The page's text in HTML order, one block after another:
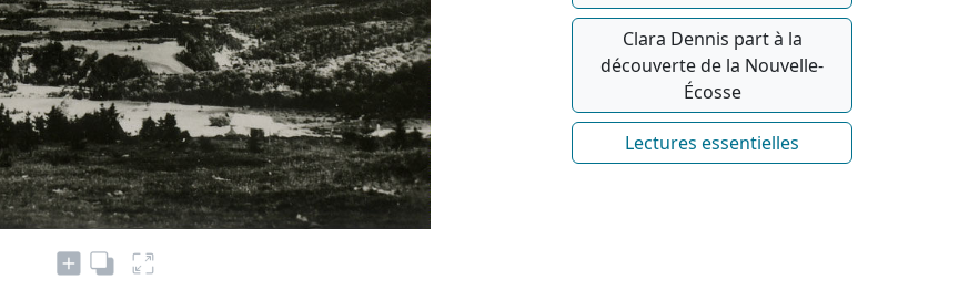
Clara Dennis part à la
découverte de la Nouvelle-
Écosse
Lectures essentielles